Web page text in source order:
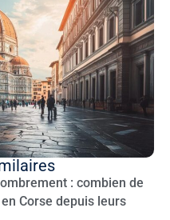
: combien de
Corse depuis leurs